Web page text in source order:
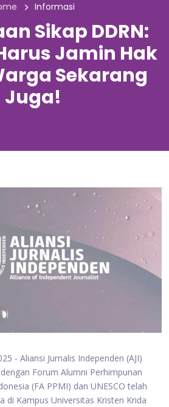
Informasi
Sikap DDRN:
Jamin Hak
Sekarang
Juga!
- Aliansi Jurnalis Independen (AJI)
Forum Alumni Perhimpunan
(FA PPMI) dan UNESCO telah
di Kampus Universitas Kristen Krida